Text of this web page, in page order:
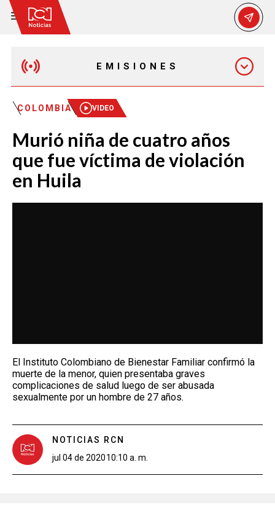
EMISIONES
EMISIÓN 12:30 PM
EMISIÓN 7:00 PM
COLOMBIA VIDEO
Murió niña de cuatro años
que fue víctima de violación
en Huila
El Instituto Colombiano de Bienestar Familiar confirmó la
muerte de la menor, quien presentaba graves
complicaciones de salud luego de ser abusada
sexualmente por un hombre de 27 años.
NOTICIAS RCN
jul 04 de 202010:10 a. m.